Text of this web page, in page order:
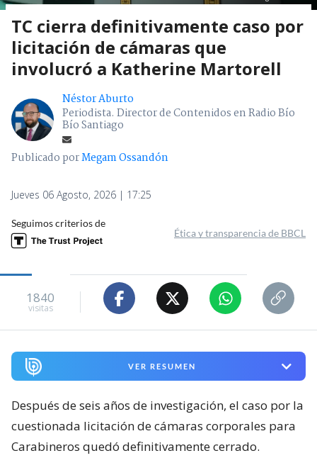
TC cierra definitivamente caso por
licitación de cámaras que
involucró a Katherine Martorell
Néstor Aburto
Periodista. Director de Contenidos en Radio Bío
Bío Santiago
Publicado porMegam Ossandón
Jueves 06 Agosto, 2026 | 17:25
Seguimos criterios de
Ética y transparencia de BBCL
1840
visitas
VER RESUMEN
Después de seis años de investigación, el caso por la
cuestionada licitación de cámaras corporales para
Carabineros quedó definitivamente cerrado.